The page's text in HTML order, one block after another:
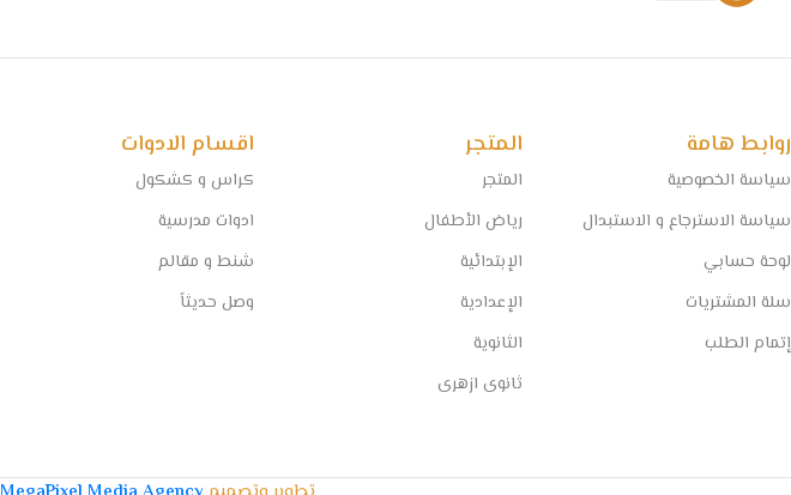
روابط هامة
سياسة الخصوصية
سياسة الاسترجاع و الاستبدال
لوحة حسابي
سلة المشتريات
إتمام الطلب
المتجر
المتجر
رياض الأطفال
الإبتدائية
الإعدادية
الثانوية
ثانوى ازهرى
اقسام الادوات
كراس و كشكول
ادوات مدرسية
شنط و مقالم
وصل حديثاً